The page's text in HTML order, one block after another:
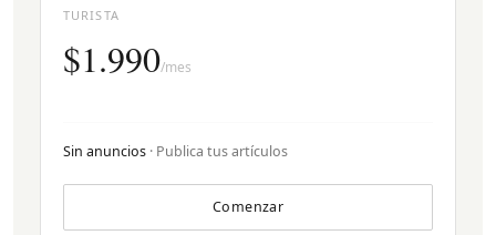
TURISTA
$1.990/mes
Sin anuncios · Publica tus artículos
Comenzar